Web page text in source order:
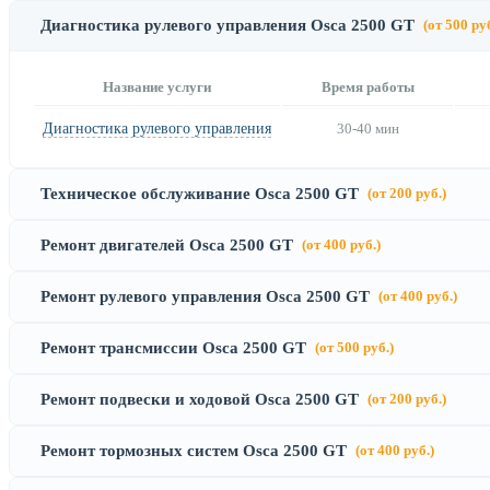
Диагностика рулевого управления Osca 2500 GT (от 500
Название услуги Время работы
Диагностика рулевого управления 30-40 мин
Техническое обслуживание Osca 2500 GT (от 200 руб.)
Ремонт двигателей Osca 2500 GT (от 400 руб.)
Ремонт рулевого управления Osca 2500 GT (от 400 руб.)
Ремонт трансмиссии Osca 2500 GT (от 500 руб.)
Ремонт подвески и ходовой Osca 2500 GT (от 200 руб.)
Ремонт тормозных систем Osca 2500 GT (от 400 руб.)